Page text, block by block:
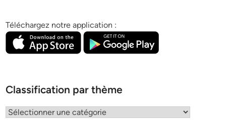
Téléchargez notre application :
Classification par thème
Classification